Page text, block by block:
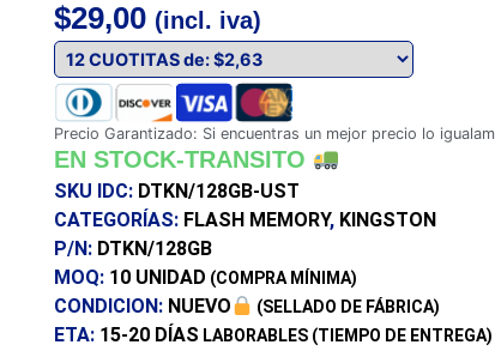
$29,00 (incl. iva)
Precio Garantizado: Si encuentras un mejor precio lo
EN STOCK-TRANSITO
SKU IDC: DTKN/128GB-UST
CATEGORÍAS: FLASH MEMORY, KINGSTON
P/N: DTKN/128GB
MOQ: 10 UNIDAD (COMPRA MÍNIMA)
CONDICION: NUEVO (SELLADO DE FÁBRICA)
ETA: 15-20 DÍAS LABORABLES (TIEMPO DE ENTREGA)